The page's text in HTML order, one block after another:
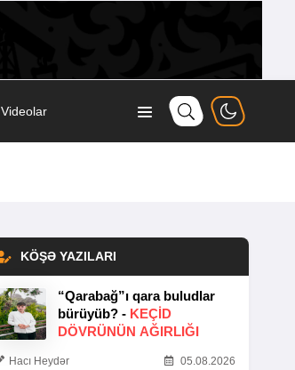
Videolar
KÖŞƏ YAZILARI
“Qarabağ”ı qara buludlar
bürüyüb? - KEÇID
DÖVRÜNÜN AĞIRLIĞI
Hacı Heydər 05.08.2026